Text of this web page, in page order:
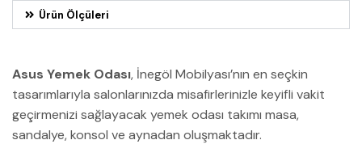
Ürün Ölçüleri
Asus Yemek Odası, İnegöl Mobilyası’nın en seçkin
tasarımlarıyla salonlarınızda misafirlerinizle keyifli vakit
geçirmenizi sağlayacak yemek odası takımı masa,
sandalye, konsol ve aynadan oluşmaktadır.